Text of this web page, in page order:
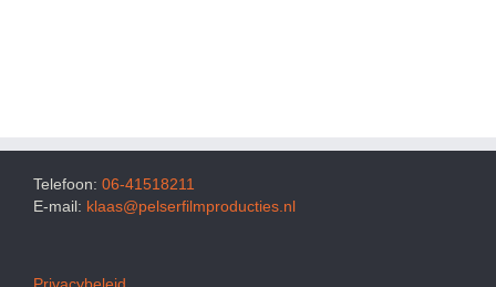
Telefoon: 06-41518211
E-mail: klaas@pelserfilmproducties.nl